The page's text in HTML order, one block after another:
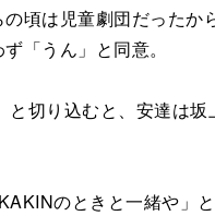
頃は児童劇団だった
「うん」と同意。
切り込むと、安達は
のときと一緒や」